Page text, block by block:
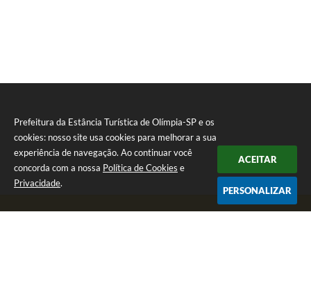
Prefeitura da Estância Turística de Olímpia-SP e os
cookies: nosso site usa cookies para melhorar a sua
experiência de navegação. Ao continuar você
concorda com a nossa Política de Cookies e
Privacidade.
ACEITAR
PERSONALIZAR